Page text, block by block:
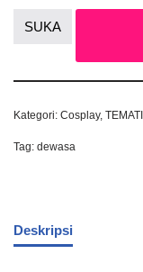
SUKA
Kategori: Cosplay,
Tag: dewasa
Deskripsi